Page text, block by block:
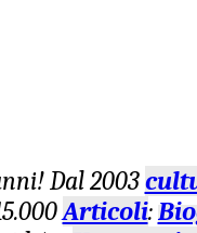
Dal 2003
Articoli: